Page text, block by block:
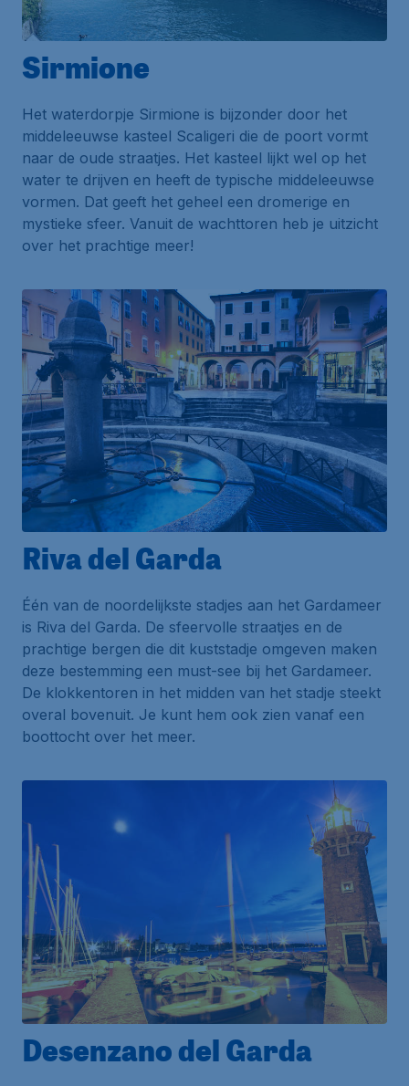
Sirmione
Het waterdorpje Sirmione is bijzonder door het
middeleeuwse kasteel Scaligeri die de poort vormt
naar de oude straatjes. Het kasteel lijkt wel op het
water te drijven en heeft de typische middeleeuwse
vormen. Dat geeft het geheel een dromerige en
mystieke sfeer. Vanuit de wachttoren heb je uitzicht
over het prachtige meer!
Riva del Garda
Één van de noordelijkste stadjes aan het Gardameer
is Riva del Garda. De sfeervolle straatjes en de
prachtige bergen die dit kuststadje omgeven maken
deze bestemming een must-see bij het Gardameer.
De klokkentoren in het midden van het stadje steekt
overal bovenuit. Je kunt hem ook zien vanaf een
boottocht over het meer.
Desenzano del Garda